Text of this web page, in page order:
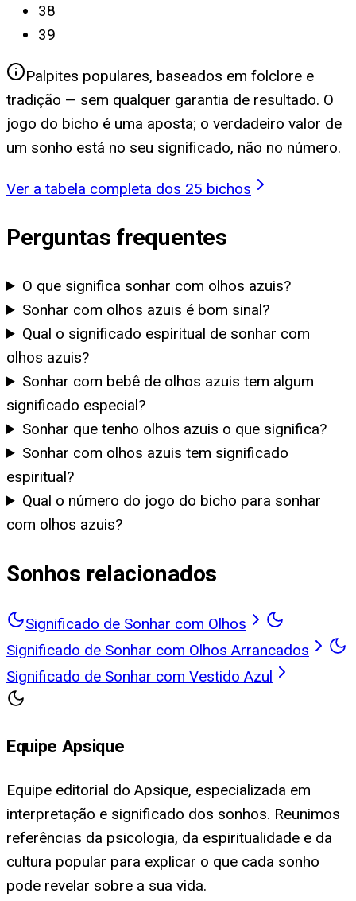
38
39
Palpites populares, baseados em folclore e
tradição — sem qualquer garantia de resultado. O
jogo do bicho é uma aposta; o verdadeiro valor de
um sonho está no seu significado, não no número.
Ver a tabela completa dos 25 bichos
Perguntas frequentes
O que significa sonhar com olhos azuis?
Sonhar com olhos azuis é bom sinal?
Qual o significado espiritual de sonhar com
olhos azuis?
Sonhar com bebê de olhos azuis tem algum
significado especial?
Sonhar que tenho olhos azuis o que significa?
Sonhar com olhos azuis tem significado
espiritual?
Qual o número do jogo do bicho para sonhar
com olhos azuis?
Sonhos relacionados
Significado de Sonhar com Olhos
Significado de Sonhar com Olhos Arrancados
Significado de Sonhar com Vestido Azul
Equipe Apsique
Equipe editorial do Apsique, especializada em
interpretação e significado dos sonhos. Reunimos
referências da psicologia, da espiritualidade e da
cultura popular para explicar o que cada sonho
pode revelar sobre a sua vida.